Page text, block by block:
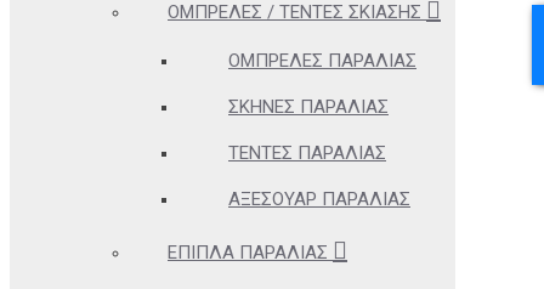
ΟΜΠΡΈΛΕΣ / ΤΈΝΤΕΣ ΣΚΊΑΣΗΣ
ΟΜΠΡΈΛΕΣ ΠΑΡΑΛΊΑΣ
ΣΚΗΝΈΣ ΠΑΡΑΛΊΑΣ
ΤΈΝΤΕΣ ΠΑΡΑΛΊΑΣ
ΑΞΕΣΟΥΆΡ ΠΑΡΑΛΊΑΣ
ΈΠΙΠΛΑ ΠΑΡΑΛΊΑΣ